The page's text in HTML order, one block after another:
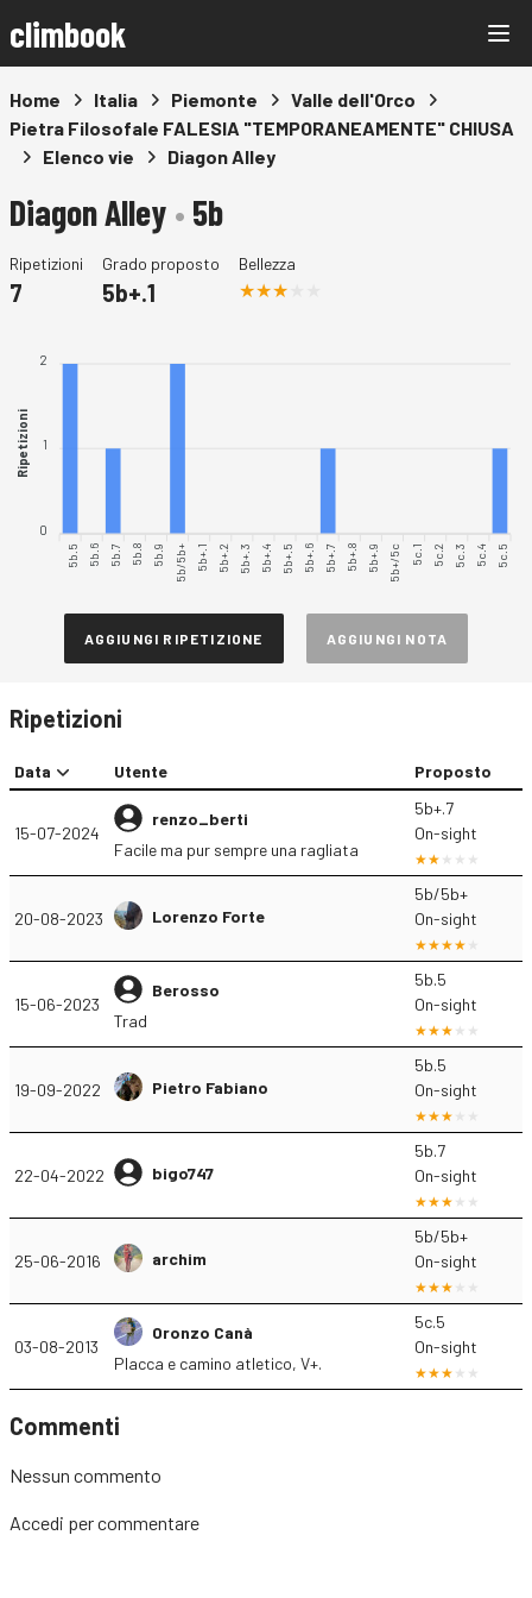
climbook
Home Italia Piemonte
Valle dell'Orco
Pietra Filosofale FALESIA "TEMPORANEAMENTE" CHIUSA
Elenco vie
Diagon Alley
Diagon Alley • 5b
Ripetizioni
7
Grado proposto
5b+.1
Bellezza
2
1
0
Ripetizioni
5b.5 5b.6 5b.7 5b.8 5b.9 5b/5b+ 5b+.1 5b+.2 5b+.3 5b+.4 5b+.5 5b+.6 5b+.7 5b+.8 5b+.9 5b+/5c 5c.1 5c.2 5c.3 5c.4 5c.5
AGGIUNGI RIPETIZIONE AGGIUNGI NOTA
Ripetizioni
Data Utente Proposto
15-07-2024
renzo_berti
Facile ma pur sempre una ragliata
5b+.7
On-sight
20-08-2023 Lorenzo Forte
5b/5b+
On-sight
15-06-2023
Berosso
Trad
5b.5
On-sight
19-09-2022 Pietro Fabiano
5b.5
On-sight
22-04-2022 bigo747
5b.7
On-sight
25-06-2016 archim
5b/5b+
On-sight
03-08-2013
Oronzo Canà
Placca e camino atletico, V+.
5c.5
On-sight
Commenti
Nessun commento
Accedi per commentare